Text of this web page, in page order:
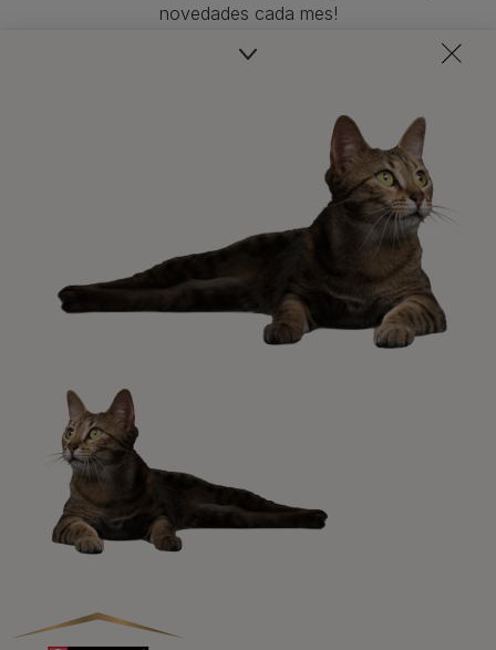
novedades cada mes!
para resolver todas tus dudas.​
Promociones, concursos, descuentos y ofertas de
todas nuestras marcas.​
¡No te lo pierdas, únete a Purina y empieza
a disfrutar ya de las ventajas!​